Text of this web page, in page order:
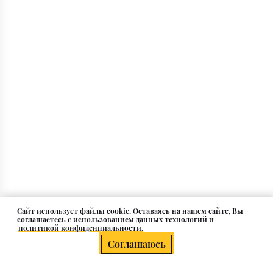
Cайт использует файлы cookie. Оставаясь на нашем сайте, Вы
соглашаетесь с использованием данных технологий и
политикой конфиденциальности.
Соглашаюсь